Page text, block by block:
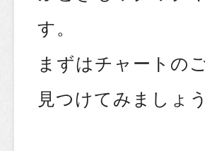
す。
まずはチャートの
見つけてみましょ